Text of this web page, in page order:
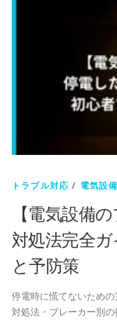
トラブル対応 / 電気設備
【電気設備
対処法完全
と予防策
停電時に慌てないため
対処法・ブレーカー別